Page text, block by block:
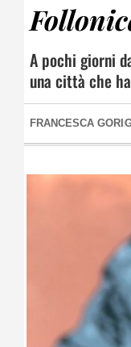
A pochi giorni
una città che
FRANCESCA GORI